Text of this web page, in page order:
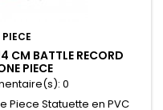
PIECE
CM BATTLE RECORD
PIECE
0
Piece Statuette en PVC